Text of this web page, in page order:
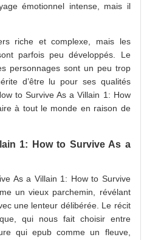
émotionnel intense, mais il
riche et complexe, mais les
parfois peu développés. Le
personnages sont un peu trop
d’être lu pour ses qualités
to Survive As a Villain 1: How
à tout le monde en raison de
1: How to Survive As a
As a Villain 1: How to Survive
un vieux parchemin, révélant
une lenteur délibérée. Le récit
qui nous fait choisir entre
qui epub comme un fleuve,